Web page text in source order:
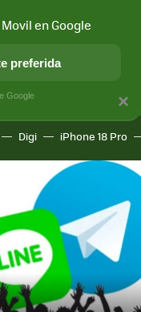
APLICACIONES
Digi iPhone 18 Pro
×
en Google
preferida
Google